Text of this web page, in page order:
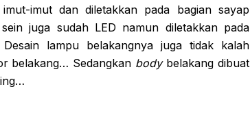
imut dan diletakkan pada bagian sayap
juga sudah LED namun diletakkan pada
lampu belakangnya juga tidak kalah
belakang… Sedangkan bodybelakang dibuat